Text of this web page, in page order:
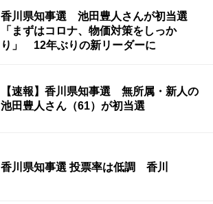
香川県知事選 池田豊人さんが初当選
「まずはコロナ、物価対策をしっか
り」 12年ぶりの新リーダーに
【速報】香川県知事選 無所属・新人の
池田豊人さん（61）が初当選
香川県知事選 投票率は低調 香川